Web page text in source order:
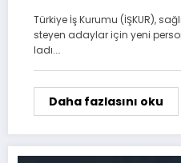
Türkiye İş Kurumu (İŞKUR),
steyen adaylar için yeni
ladı.…
Daha fazlasını oku